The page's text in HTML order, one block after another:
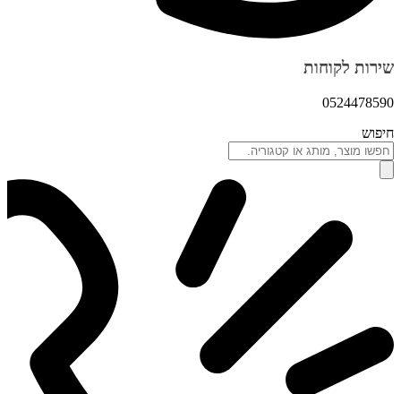
שירות לקוחות
0524478590
חיפוש